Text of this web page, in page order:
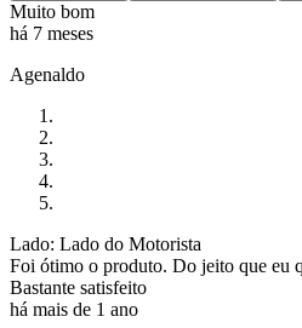
Muito bom
há 7 meses
Agenaldo
Lado: Lado do Motorista
Foi ótimo o produto. Do jeito que eu
Bastante satisfeito
há mais de 1 ano